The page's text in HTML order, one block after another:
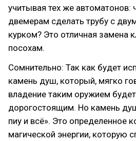
учитывая тех же автоматонов:
двемерам сделать трубу с
курком? Это отличная замена
посохам.
Сомнительно: Так как будет
камень душ, который, мягко
владение таким оружием
дорогостоящим. Но камень
пиу и всё». Это определенное
магической энергии, которую